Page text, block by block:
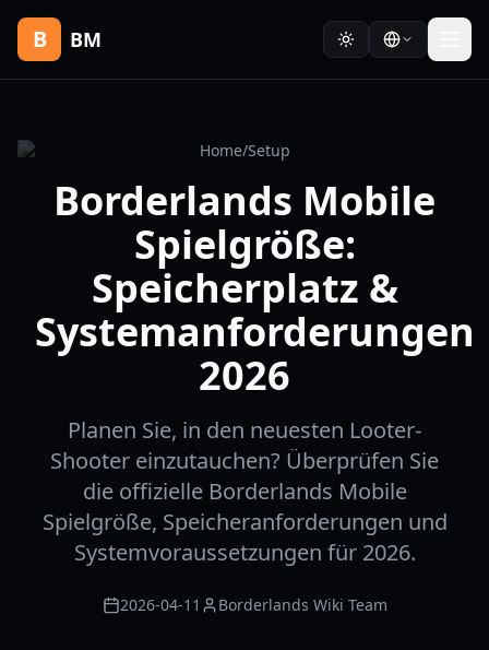
B BM
Home/Setup
Borderlands Mobile
Spielgröße:
Speicherplatz &
Systemanforderungen
2026
Planen Sie, in den neuesten Looter-
Shooter einzutauchen? Überprüfen Sie
die offizielle Borderlands Mobile
Spielgröße, Speicheranforderungen und
Systemvoraussetzungen für 2026.
2026-04-11 Borderlands Wiki Team